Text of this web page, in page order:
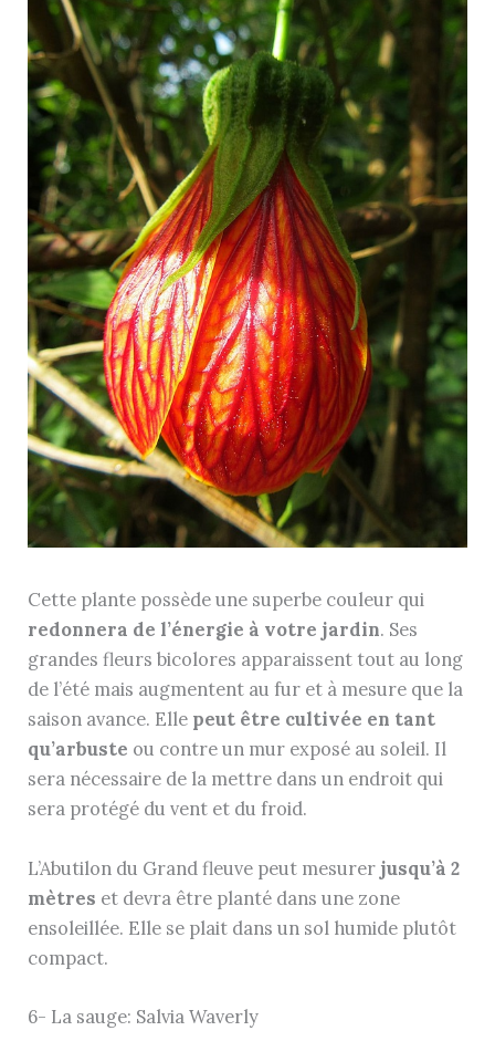
Cette plante possède une superbe couleur qui
redonnera de l’énergie à votre jardin. Ses
grandes fleurs bicolores apparaissent tout au long
de l’été mais augmentent au fur et à mesure que la
saison avance. Elle peut être cultivée en tant
qu’arbuste ou contre un mur exposé au soleil. Il
sera nécessaire de la mettre dans un endroit qui
sera protégé du vent et du froid.
L’Abutilon du Grand fleuve peut mesurer jusqu’à 2
mètres et devra être planté dans une zone
ensoleillée. Elle se plait dans un sol humide plutôt
compact.
6- La sauge: Salvia Waverly